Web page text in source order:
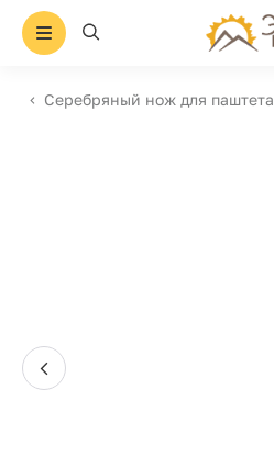
Серебряный нож для паштета